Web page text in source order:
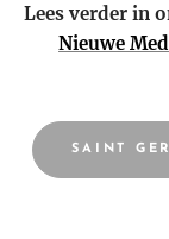
Lees verder in
Nieuwe
SAINT